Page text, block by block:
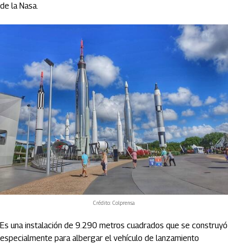
de la Nasa.
Crédito: Colprensa
Es una instalación de 9.290 metros cuadrados que se construyó
especialmente para albergar el vehículo de lanzamiento